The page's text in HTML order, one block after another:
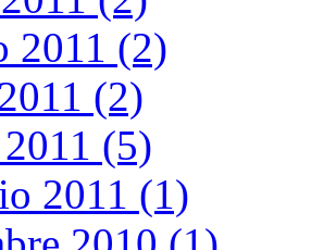
2011 (2)
(2)
(5)
2011 (1)